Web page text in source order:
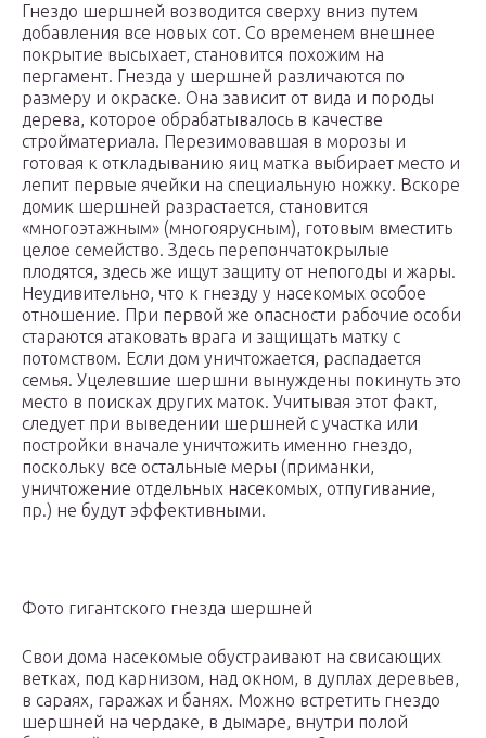
Гнездо шершней возводится сверху вниз путем
добавления все новых сот. Со временем внешнее
покрытие высыхает, становится похожим на
пергамент. Гнезда у шершней различаются по
размеру и окраске. Она зависит от вида и породы
дерева, которое обрабатывалось в качестве
стройматериала. Перезимовавшая в морозы и
готовая к откладыванию яиц матка выбирает место и
лепит первые ячейки на специальную ножку. Вскоре
домик шершней разрастается, становится
«многоэтажным» (многоярусным), готовым вместить
целое семейство. Здесь перепончатокрылые
плодятся, здесь же ищут защиту от непогоды и жары.
Неудивительно, что к гнезду у насекомых особое
отношение. При первой же опасности рабочие особи
стараются атаковать врага и защищать матку с
потомством. Если дом уничтожается, распадается
семья. Уцелевшие шершни вынуждены покинуть это
место в поисках других маток. Учитывая этот факт,
следует при выведении шершней с участка или
постройки вначале уничтожить именно гнездо,
поскольку все остальные меры (приманки,
уничтожение отдельных насекомых, отпугивание,
пр.) не будут эффективными.
Фото гигантского гнезда шершней
Свои дома насекомые обустраивают на свисающих
ветках, под карнизом, над окном, в дуплах деревьев,
в сараях, гаражах и банях. Можно встретить гнездо
шершней на чердаке, в дымаре, внутри полой